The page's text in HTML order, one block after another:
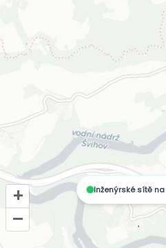
Inženýrské sítě
+
–